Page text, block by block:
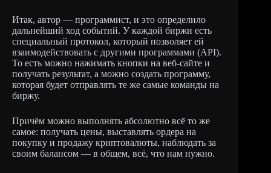
Итак, автор — программист, и это определило
дальнейший ход событий. У каждой биржи есть
специальный протокол, который позволяет ей
взаимодействовать с другими программами (API).
То есть можно нажимать кнопки на веб-сайте и
получать результат, а можно создать программу,
которая будет отправлять те же самые команды на
биржу.
Причём можно выполнять абсолютно всё то же
самое: получать цены, выставлять ордера на
покупку и продажу криптовалюты, наблюдать за
своим балансом — в общем, всё, что нам нужно.